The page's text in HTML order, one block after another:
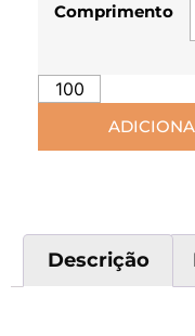
Comprimento
Descrição